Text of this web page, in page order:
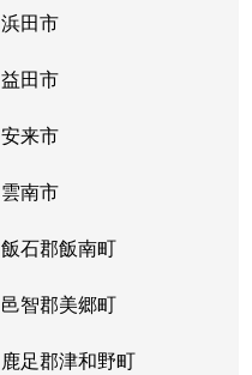
浜田市
益田市
安来市
雲南市
飯石郡飯南町
邑智郡美郷町
鹿足郡津和野町